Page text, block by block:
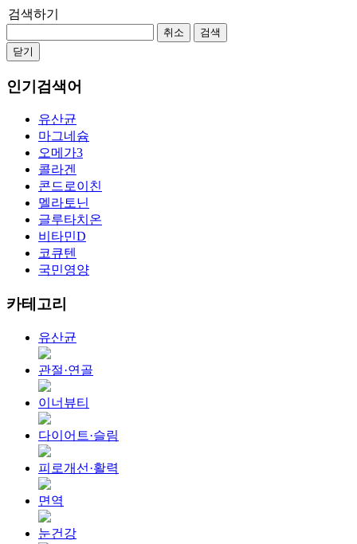
검색하기
취소
검색
닫기
인기검색어
유산균
마그네슘
오메가3
콜라겐
콘드로이친
멜라토닌
글루타치온
비타민D
코큐텐
국민영양
카테고리
유산균
관절·연골
이너뷰티
다이어트·슬림
피로개선·활력
면역
눈건강